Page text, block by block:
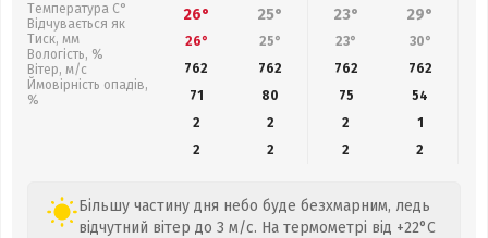
Температура С°
Відчувається як
Тиск, мм
Вологість, %
Вітер, м/с
Ймовірність опадів,
%
26° 25° 23° 29°
26° 25° 23° 30°
762
762 762 762
71
80 75
54
2
2 2
1
2
2 2 2
Більшу частину дня небо буде безхмарним, ледь
відчутний вітер до 3 м/с. На термометрі від +22°C